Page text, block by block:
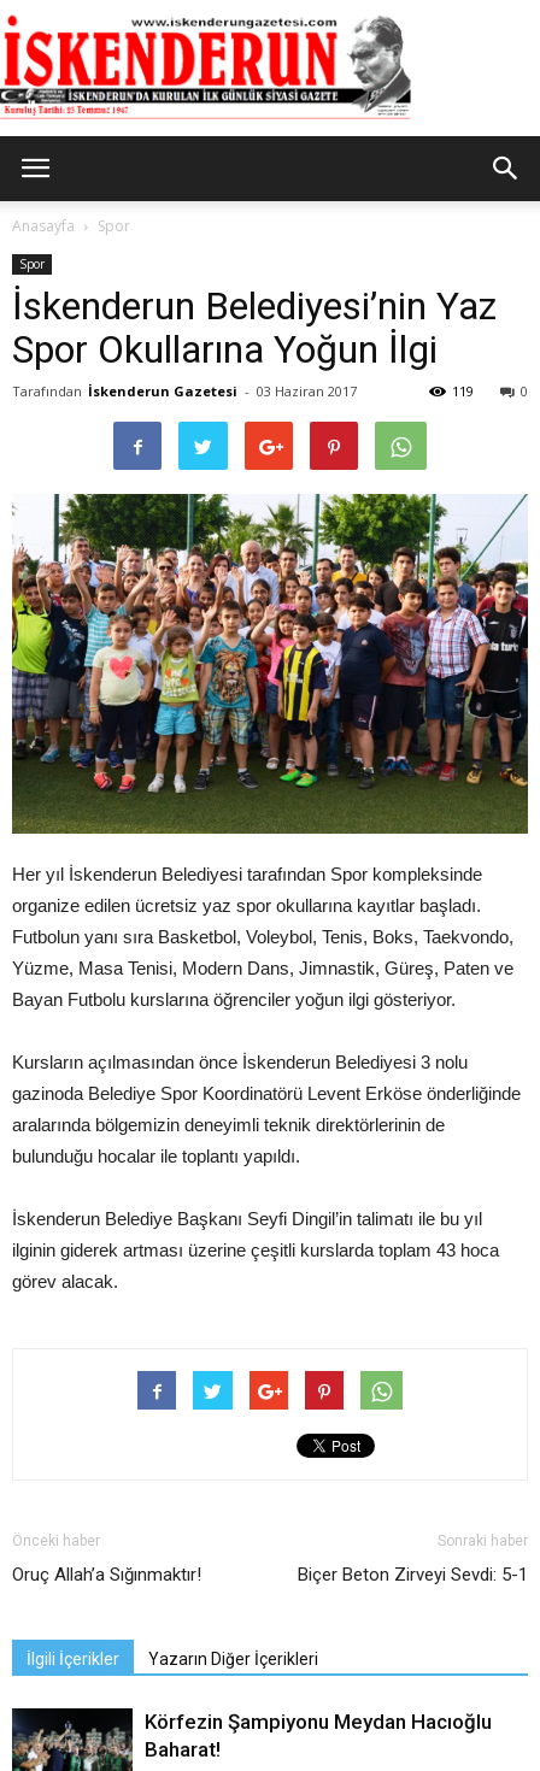
Gazetesi
Anasayfa Spor
Spor
İskenderun Belediyesi’nin Yaz
Spor Okullarına Yoğun İlgi
Tarafından İskenderun Gazetesi - 03 Haziran 2017 0
119
Her yıl İskenderun Belediyesi tarafından Spor kompleksinde
organize edilen ücretsiz yaz spor okullarına kayıtlar başladı.
Futbolun yanı sıra Basketbol, Voleybol, Tenis, Boks, Taekvondo,
Yüzme, Masa Tenisi, Modern Dans, Jimnastik, Güreş, Paten ve
Bayan Futbolu kurslarına öğrenciler yoğun ilgi gösteriyor.
Kursların açılmasından önce İskenderun Belediyesi 3 nolu
gazinoda Belediye Spor Koordinatörü Levent Erköse önderliğinde
aralarında bölgemizin deneyimli teknik direktörlerinin de
bulunduğu hocalar ile toplantı yapıldı.
İskenderun Belediye Başkanı Seyfi Dingil’in talimatı ile bu yıl
ilginin giderek artması üzerine çeşitli kurslarda toplam 43 hoca
görev alacak.
Önceki haber
Oruç Allah’a Sığınmaktır!
Sonraki haber
Biçer Beton Zirveyi Sevdi: 5-1
İlgili İçerikler Yazarın Diğer İçerikleri
Körfezin Şampiyonu Meydan Hacıoğlu
Baharat!